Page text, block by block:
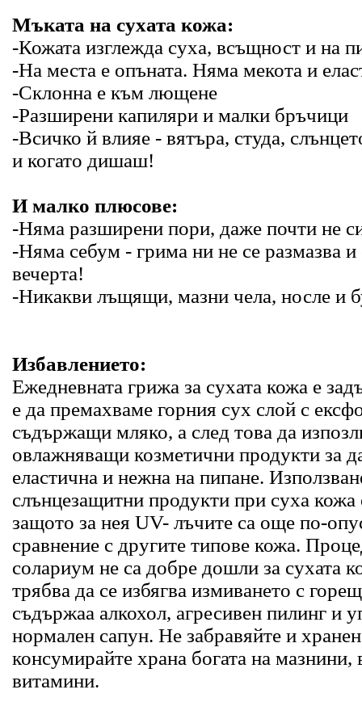
Мъката на сухата кожа:
-Кожата изглежда суха, всъщност и на
-На места е опъната. Няма мекота и
-Склонна е към лющене
-Разширени капиляри и малки бръчици
-Всичко й влияе - вятъра, студа,
и когато дишаш!
И малко плюсове:
-Няма разширени пори, даже почти не
-Няма себум - грима ни не се размазва
вечерта!
-Никакви лъщящи, мазни чела, носле и
Избавлението:
Ежедневната грижа за сухата кожа e
е да премахваме горния сух слой с
съдържащи мляко, а след това да
овлажняващи козметични продукти за
еластична и нежна на пипане.
слънцезащитни продукти при суха кожа
защото за нея UV- лъчите са още по-
сравнение с другите типове кожа.
солариум не са добре дошли за сухата
трябва да се избягва измиването с
съдържаа алкохол, агресивен пилинг и
нормален сапун. Не забравяйте и
консумирайте храна богата на мазнини,
витамини.